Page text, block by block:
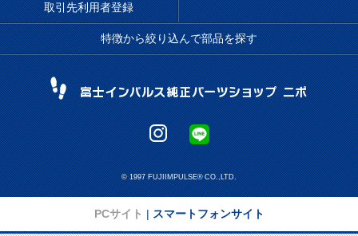
取引先利用者登録
特徴から絞り込んで部品を探す
© 1997 FUJIIMPULSE® CO.,LTD.
PCサイト | スマートフォンサイト